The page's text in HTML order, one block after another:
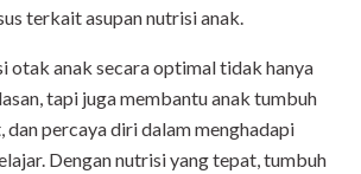
terkait asupan nutrisi anak.
otak anak secara optimal tidak hanya
tapi juga membantu anak tumbuh
dan percaya diri dalam menghadapi
Dengan nutrisi yang tepat, tumbuh